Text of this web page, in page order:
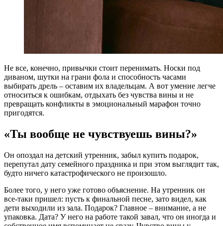
Не все, конечно, привычки стоит перенимать. Носки под
диваном, шутки на грани фола и способность часами
выбирать дрель – оставим их владельцам. А вот умение легче
относиться к ошибкам, отдыхать без чувства вины и не
превращать конфликты в эмоциональный марафон точно
пригодятся.
«Ты вообще не чувствуешь вины?»
Он опоздал на детский утренник, забыл купить подарок,
перепутал дату семейного праздника и при этом выглядит так,
будто ничего катастрофического не произошло.
Более того, у него уже готово объяснение. На утренник он
все-таки пришел: пусть к финальной песне, зато видел, как
дети выходили из зала. Подарок? Главное – внимание, а не
упаковка. Дата? У него на работе такой завал, что он иногда и